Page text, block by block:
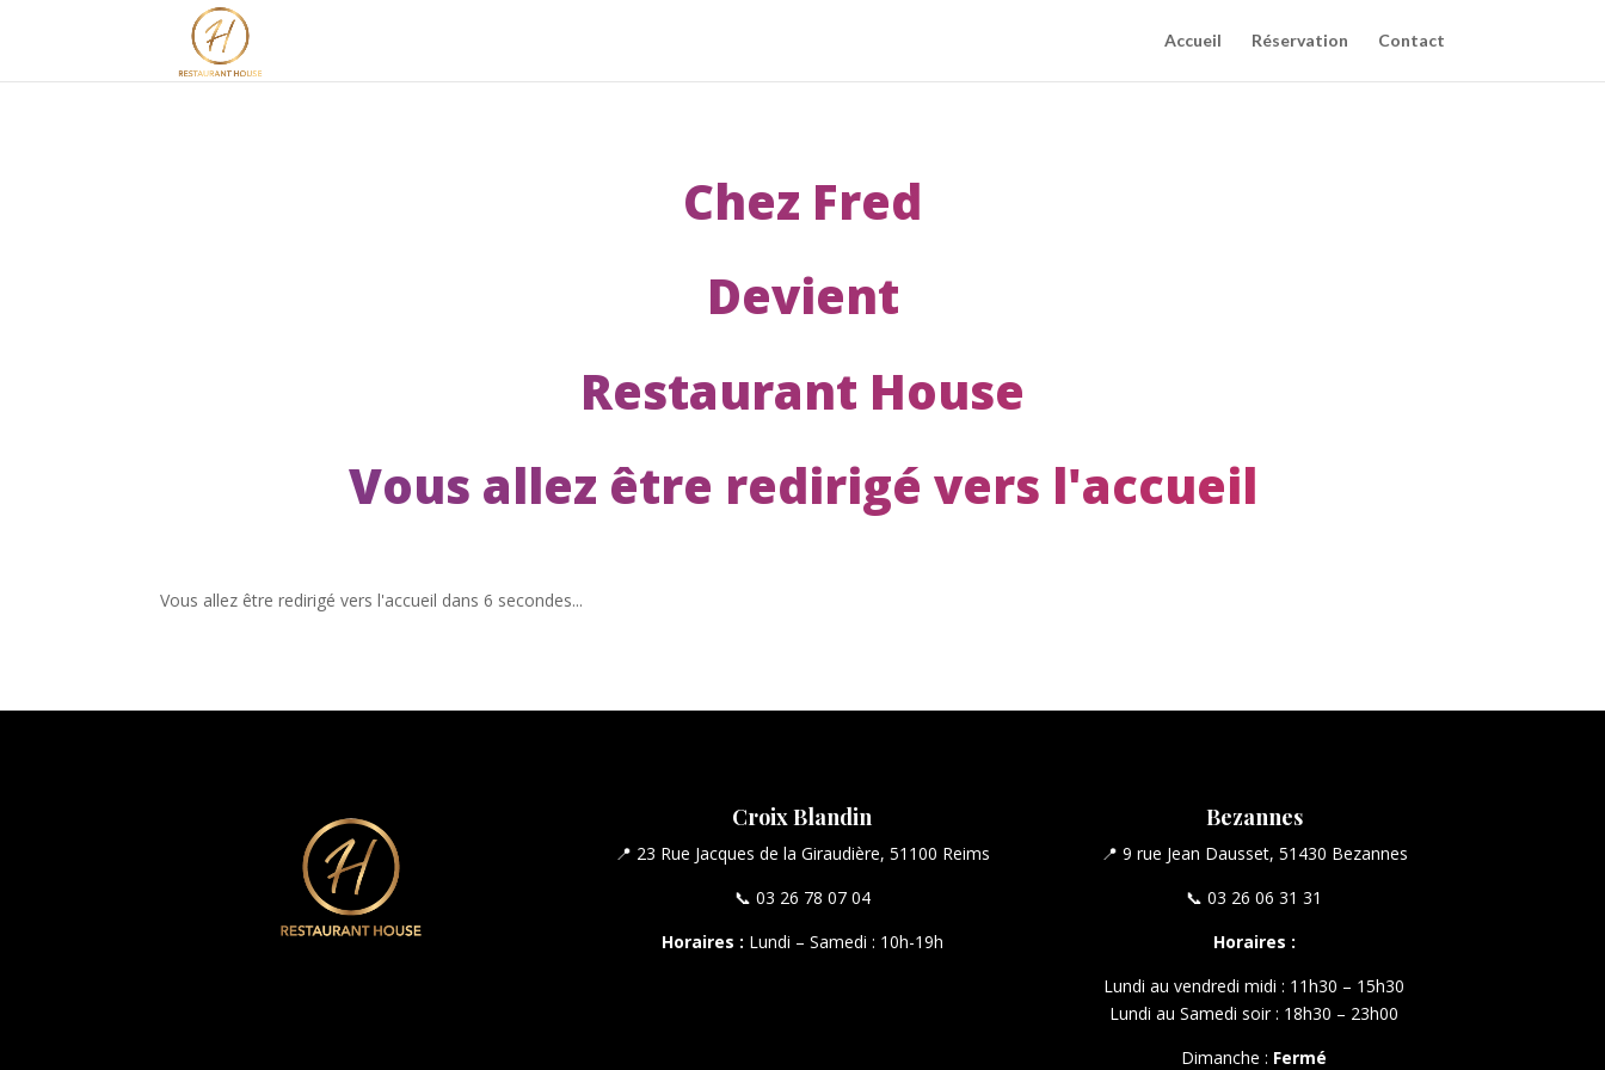
Accueil Réservation Contact
Chez Fred
Devient
Restaurant House
Vous allez être redirigé vers l'accueil
Vous allez être redirigé vers l'accueil dans6 secondes...
Croix Blandin
📍 23 Rue Jacques de la Giraudière, 51100 Reims
📞 03 26 78 07 04
Horaires : Lundi – Samedi : 10h-19h
Bezannes
📍 9 rue Jean Dausset, 51430 Bezannes
📞 03 26 06 31 31
Horaires :
Lundi au vendredi midi : 11h30 – 15h30
Lundi au Samedi soir : 18h30 – 23h00
Dimanche : Fermé